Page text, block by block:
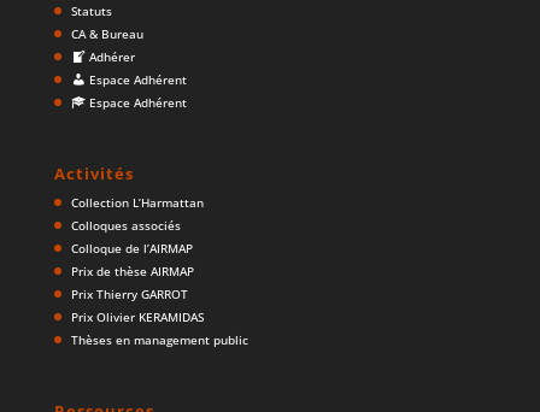
Statuts
CA & Bureau
Adhérer
Espace Adhérent
Espace Adhérent
Activités
Collection L’Harmattan
Colloques associés
Colloque de l’AIRMAP
Prix de thèse AIRMAP
Prix Thierry GARROT
Prix Olivier KERAMIDAS
Thèses en management public